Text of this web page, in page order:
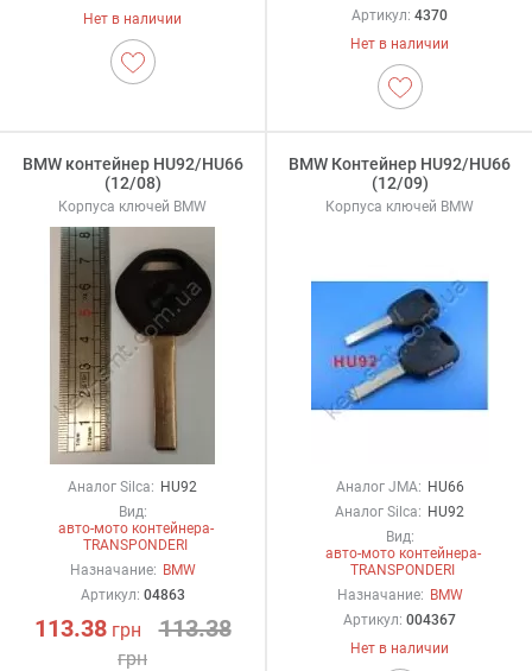
Нет в наличии
Артикул: 4370
Нет в наличии
BMW контейнер HU92/HU66
(12/08)
Корпуса ключей BMW
Аналог Silca: HU92
Вид:
авто-мото контейнера-
TRANSPONDERI
Назначание: BMW
Артикул: 04863
113.38грн 113.38
грн
BMW Контейнер HU92/HU66
(12/09)
Корпуса ключей BMW
Аналог JMA: HU66
Аналог Silca: HU92
Вид:
авто-мото контейнера-
TRANSPONDERI
Назначание: BMW
Артикул: 004367
Нет в наличии